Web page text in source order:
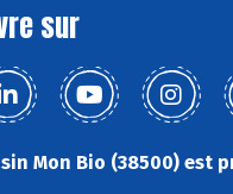
sur
Mon Bio (38500) est